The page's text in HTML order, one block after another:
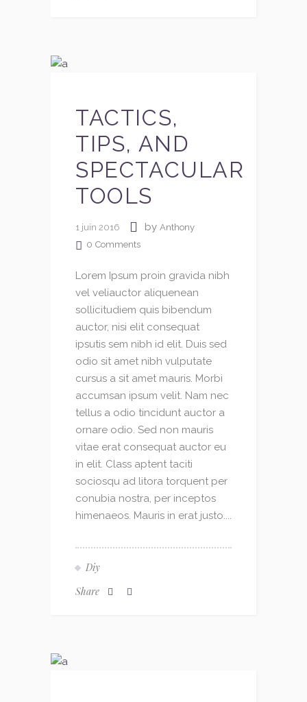
TACTICS,
TIPS, AND
SPECTACULAR
TOOLS
1 juin 2016 by Anthony
0 Comments
Lorem Ipsum proin gravida nibh
vel veliauctor aliquenean
sollicitudiem quis bibendum
auctor, nisi elit consequat
ipsutis sem nibh id elit. Duis sed
odio sit amet nibh vulputate
cursus a sit amet mauris. Morbi
accumsan ipsum velit. Nam nec
tellus a odio tincidunt auctor a
ornare odio. Sed non mauris
vitae erat consequat auctor eu
in elit. Class aptent taciti
sociosqu ad litora torquent per
conubia nostra, per inceptos
himenaeos. Mauris in erat justo....
Diy
Share